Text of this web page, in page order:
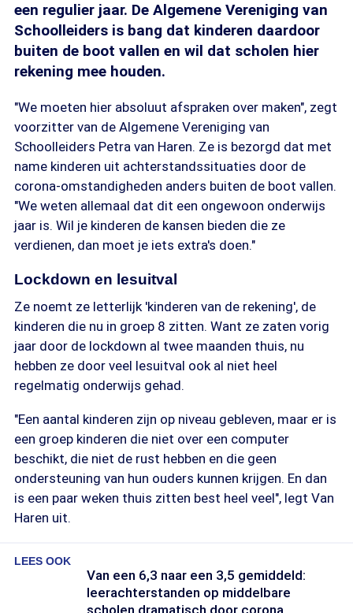
een regulier jaar. De Algemene Vereniging van
Schoolleiders is bang dat kinderen daardoor
buiten de boot vallen en wil dat scholen hier
rekening mee houden.
"We moeten hier absoluut afspraken over maken", zegt
voorzitter van de Algemene Vereniging van
Schoolleiders Petra van Haren. Ze is bezorgd dat met
name kinderen uit achterstandssituaties door de
corona-omstandigheden anders buiten de boot vallen.
"We weten allemaal dat dit een ongewoon onderwijs
jaar is. Wil je kinderen de kansen bieden die ze
verdienen, dan moet je iets extra's doen."
Lockdown en lesuitval
Ze noemt ze letterlijk 'kinderen van de rekening', de
kinderen die nu in groep 8 zitten. Want ze zaten vorig
jaar door de lockdown al twee maanden thuis, nu
hebben ze door veel lesuitval ook al niet heel
regelmatig onderwijs gehad.
"Een aantal kinderen zijn op niveau gebleven, maar er is
een groep kinderen die niet over een computer
beschikt, die niet de rust hebben en die geen
ondersteuning van hun ouders kunnen krijgen. En dan
is een paar weken thuis zitten best heel veel", legt Van
Haren uit.
LEES OOK
Van een 6,3 naar een 3,5 gemiddeld:
leerachterstanden op middelbare
scholen dramatisch door corona